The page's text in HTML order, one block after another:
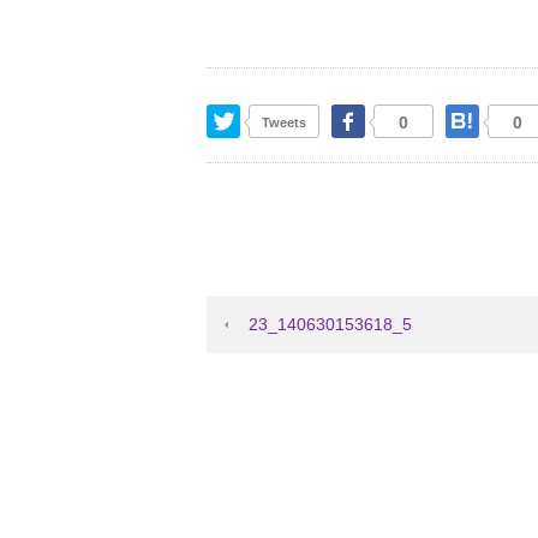
Tweets
Twitter 0
Facebook 0
は
23_140630153618_5